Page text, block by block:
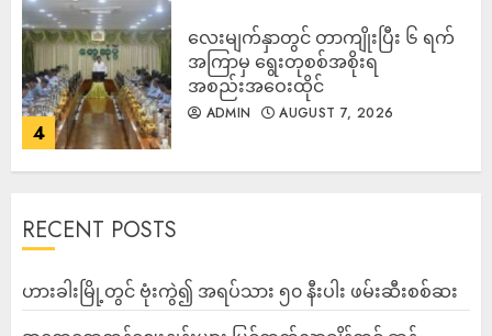
4
လေးမျက်နှာတွင် တာကျိုးပြီး ၆ ရက်
အကြာမှ ရွေးတုစစ်အစိုးရ
အစည်းအဝေးထိုင်
ADMIN AUGUST 7, 2026
RECENT POSTS
ဟားခါးမြို့တွင် ဗုံးကွဲ၍ အရပ်သား ၅၀ နီးပါး ဖမ်းဆီးစစ်ဆး